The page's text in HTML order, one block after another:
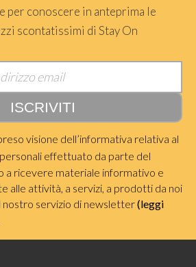
per conoscere in anteprima le
scontatissimi di Stay On
visione dell’informativa relativa al
effettuato da parte del
a ricevere materiale informativo e
alle attività, a servizi, a prodotti da noi
servizio di newsletter(leggi